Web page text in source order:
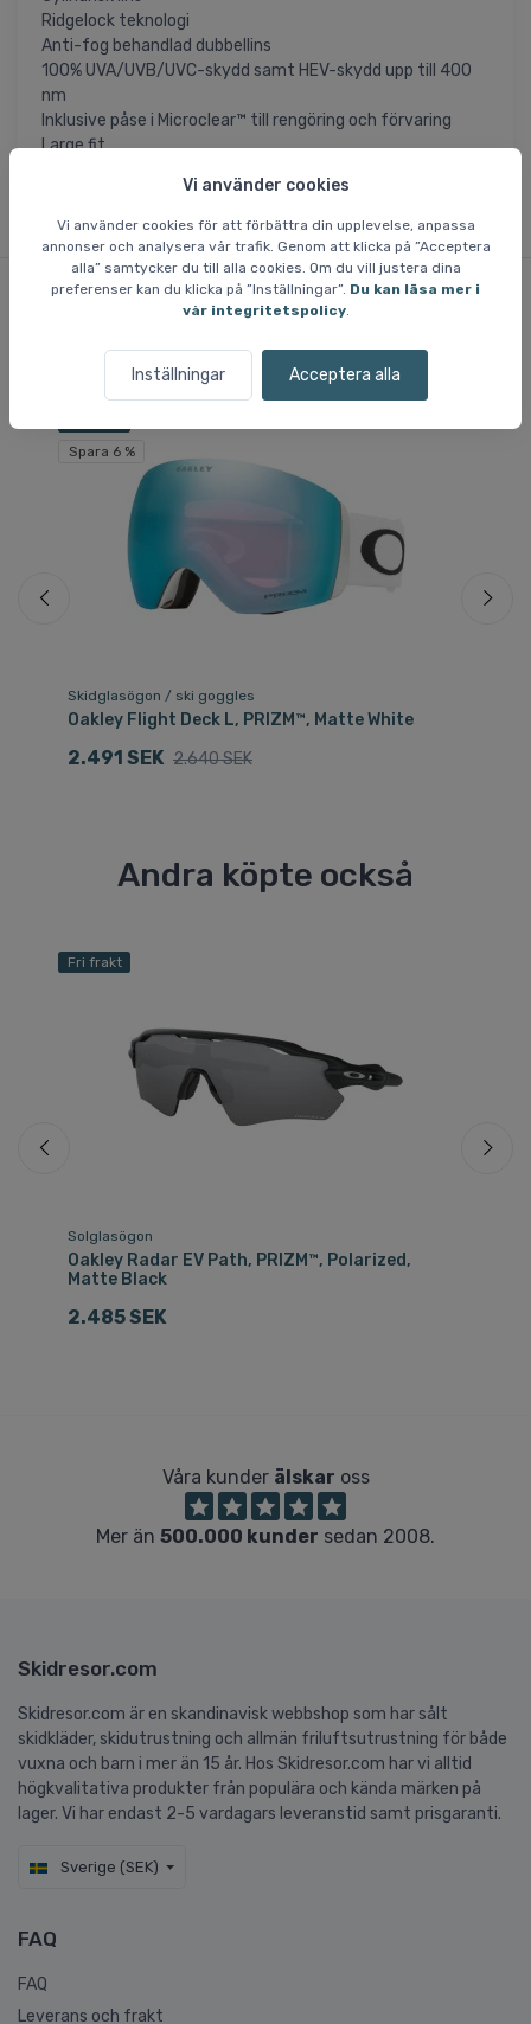
Vi använder cookies
Vi använder cookies för att förbättra din upplevelse, anpassa
annonser och analysera vår trafik. Genom att klicka på ”Acceptera
alla” samtycker du till alla cookies. Om du vill justera dina
preferenser kan du klicka på ”Inställningar”. Du kan läsa mer i
vår integritetspolicy.
Inställningar Acceptera alla
Ridgelock teknologi
Anti-fog behandlad dubbellins
100% UVA/UVB/UVC-skydd samt HEV-skydd upp till 400
nm
Inklusive påse i Microclear™ till rengöring och förvaring
Large fit
Spara 6 %
Skidglasögon / ski goggles
Oakley Flight Deck L, PRIZM™, Matte White
2.491 SEK 2.640 SEK
Andra köpte också
Fri frakt
Solglasögon
Oakley Radar EV Path, PRIZM™, Polarized,
Matte Black
2.485 SEK
Våra kunder älskar oss
Mer än 500.000 kunder sedan 2008.
Skidresor.com
Skidresor.com är en skandinavisk webbshop som har sålt
skidkläder, skidutrustning och allmän friluftsutrustning för både
vuxna och barn i mer än 15 år. Hos Skidresor.com har vi alltid
högkvalitativa produkter från populära och kända märken på
lager. Vi har endast 2-5 vardagars leveranstid samt prisgaranti.
Sverige (SEK)
FAQ
FAQ
Leverans och frakt